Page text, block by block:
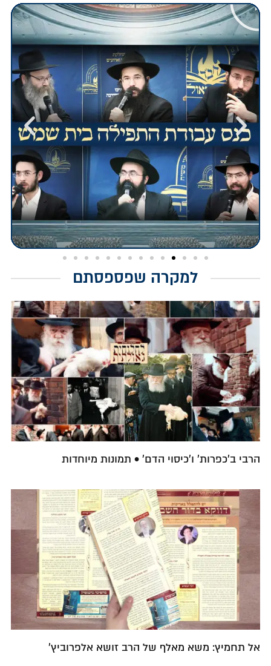
למקרה שפספסתם
הרבי ב'כפרות' ו'כיסוי הדם' • תמונות מיוחדות
אל תחמיץ: משא מאלף של הרב זושא אלפרוביץ'